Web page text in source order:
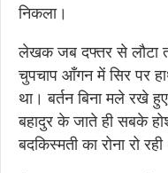
निकला।
लेखक जब दफ्तर से लौटा
चुपचाप आँगन में सिर पर
था। बर्तन बिना मले रखे
बहादुर के जाते ही सबके
बदकिस्मती का रोना रो रही